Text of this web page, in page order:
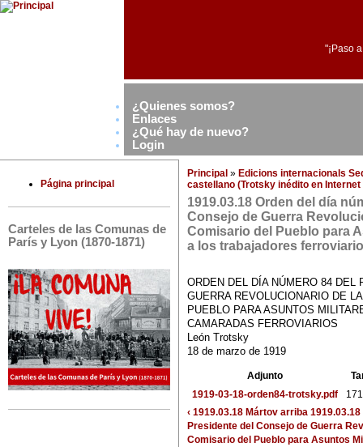
"¡Paso
¿Quienes somos?
Enlaces
¿Qué hay de nuevo?
Login
Página principal
Carteles de las Comunas de
París y Lyon (1870-1871)
Principal » Edicions internacionals
castellano (Trotsky inédito en
1919.03.18 Orden del día
Consejo de Guerra
Comisario del Pueblo para
a los trabajadores
ORDEN DEL DÍA NÚMERO 84 DEL
GUERRA REVOLUCIONARIO DE
PUEBLO PARA ASUNTOS
CAMARADAS FERROVIARIOS
León Trotsky
18 de marzo de 1919
Adjunto
1919-03-18-orden84-trotsky.pdf
‹ 1919.03.18 Mártov arriba
Presidente del Consejo de Guerra
Comisario del Pueblo para Asuntos